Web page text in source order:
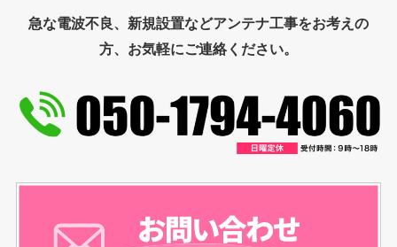
急な電波不良、新規設置などアンテナ工事をお考えの
方、お気軽にご連絡ください。